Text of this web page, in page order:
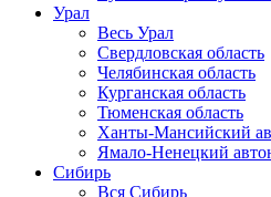
Урал
Весь Урал
Свердловская область
Челябинская область
Курганская область
Тюменская область
Ханты-Мансийский
Ямало-Ненецкий
Сибирь
Вся Сибирь